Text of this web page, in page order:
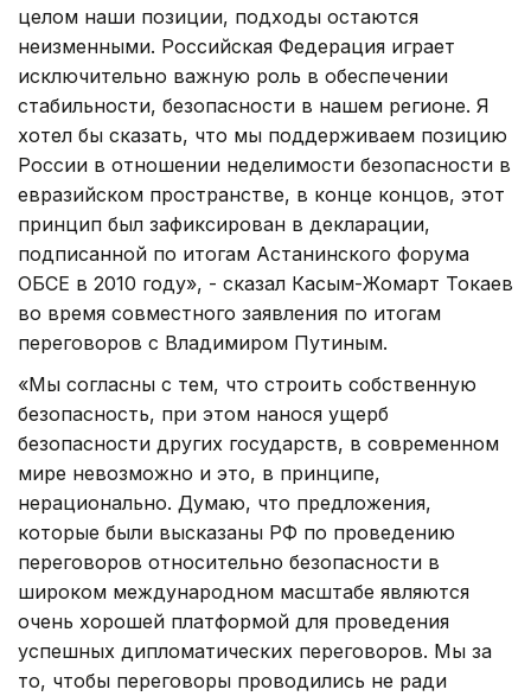
целом наши позиции, подходы остаются
неизменными. Российская Федерация играет
исключительно важную роль в обеспечении
стабильности, безопасности в нашем регионе. Я
хотел бы сказать, что мы поддерживаем позицию
России в отношении неделимости безопасности в
евразийском пространстве, в конце концов, этот
принцип был зафиксирован в декларации,
подписанной по итогам Астанинского форума
ОБСЕ в 2010 году», - сказал Касым-Жомарт Токаев
во время совместного заявления по итогам
переговоров с Владимиром Путиным.
«Мы согласны с тем, что строить собственную
безопасность, при этом нанося ущерб
безопасности других государств, в современном
мире невозможно и это, в принципе,
нерационально. Думаю, что предложения,
которые были высказаны РФ по проведению
переговоров относительно безопасности в
широком международном масштабе являются
очень хорошей платформой для проведения
успешных дипломатических переговоров. Мы за
то, чтобы переговоры проводились не ради